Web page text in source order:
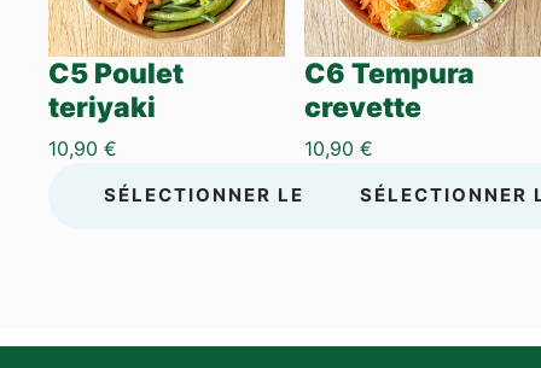
C5 Poulet
teriyaki
10,90 €
SÉLECTIONNER LES OPTIONS
C6 Tempura
crevette
10,90€
SÉLECTIONNER